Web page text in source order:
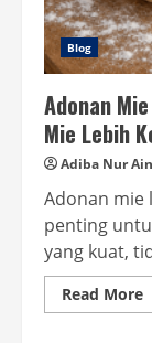
Blog
Adonan
Mie Lebih
Adiba Nur
Adonan mie
penting
yang kuat,
Read More